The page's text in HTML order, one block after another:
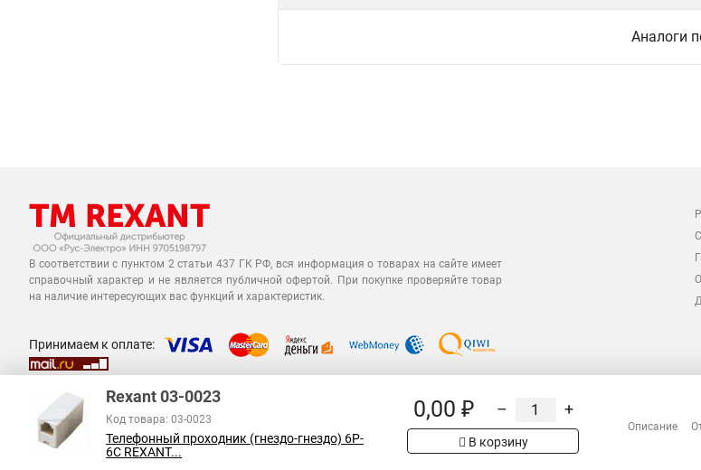
Аналоги
В соответствии с пунктом 2 статьи 437 ГК РФ, вся информация о товарах на сайте имеет
справочный характер и не является публичной офертой. При покупке проверяйте товар
на наличие интересующих вас функций и характеристик.
Принимаем к оплате:
Rexant 03-0023
Код товара: 03-0023
Телефонный проходник (гнездо-гнездо) 6P-
6C REXANT...
0,00 ₽ – +
В корзину
Описание